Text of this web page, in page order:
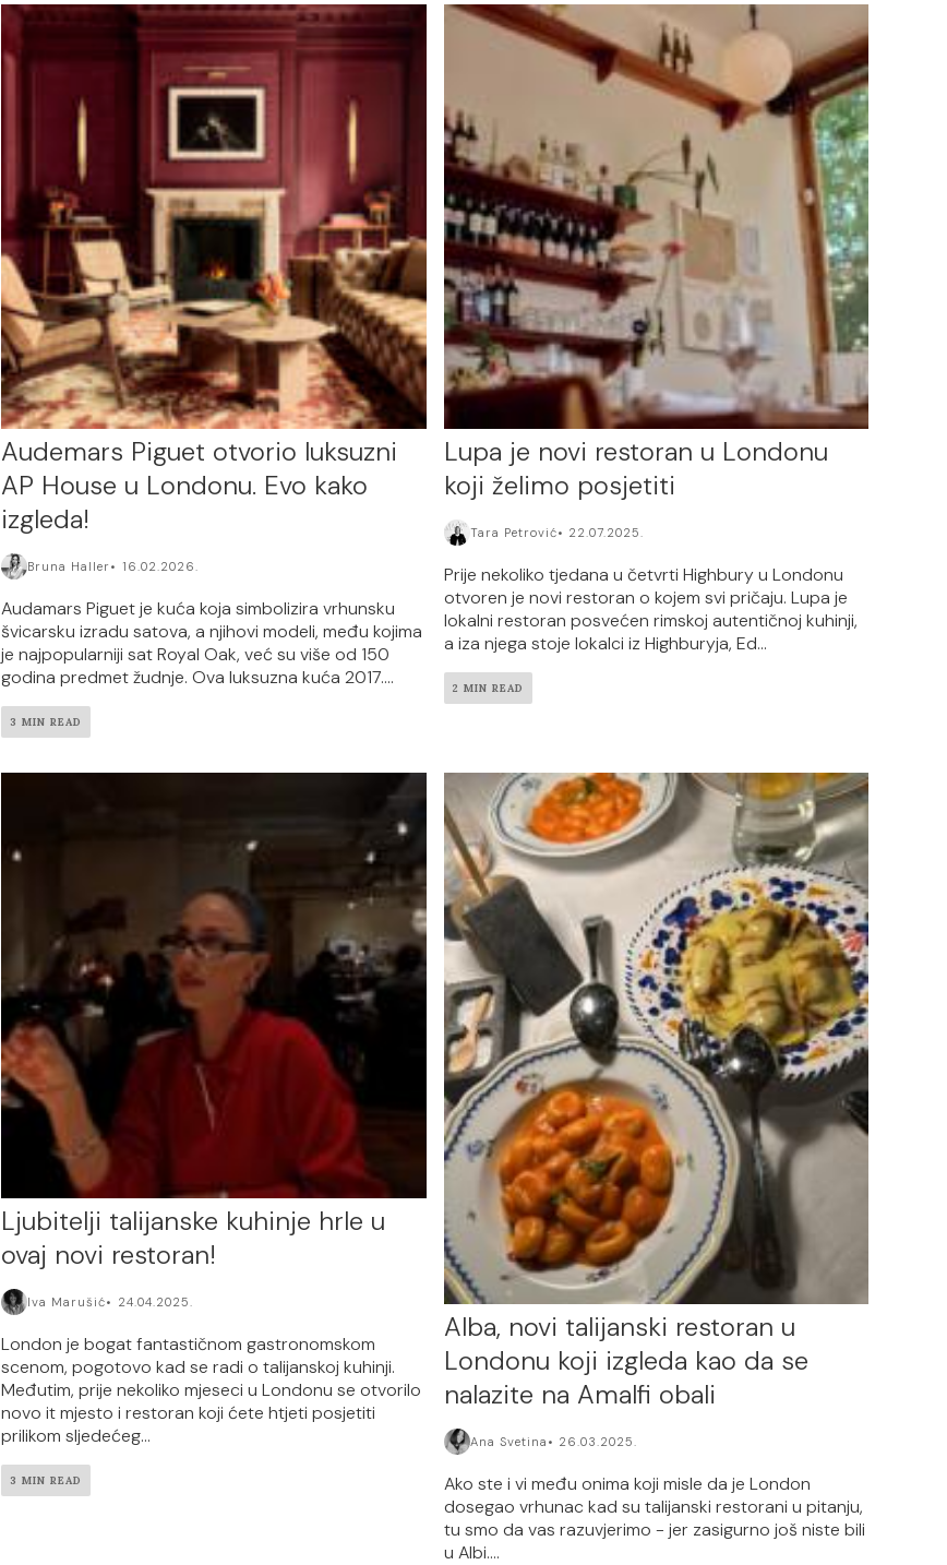
Audemars Piguet otvorio luksuzni
AP House u Londonu. Evo kako
izgleda!
Bruna Haller 16.02.2026.
Audamars Piguet je kuća koja simbolizira vrhunsku
švicarsku izradu satova, a njihovi modeli, među kojima
je najpopularniji sat Royal Oak, već su više od 150
godina predmet žudnje. Ova luksuzna kuća 2017....
3 MIN READ
Lupa je novi restoran u Londonu
koji želimo posjetiti
Tara Petrović 22.07.2025.
Prije nekoliko tjedana u četvrti Highbury u Londonu
otvoren je novi restoran o kojem svi pričaju. Lupa je
lokalni restoran posvećen rimskoj autentičnoj kuhinji,
a iza njega stoje lokalci iz Highburyja, Ed...
2 MIN READ
Ljubitelji talijanske kuhinje hrle u
ovaj novi restoran!
Iva Marušić 24.04.2025.
London je bogat fantastičnom gastronomskom
scenom, pogotovo kad se radi o talijanskoj kuhinji.
Međutim, prije nekoliko mjeseci u Londonu se otvorilo
novo it mjesto i restoran koji ćete htjeti posjetiti
prilikom sljedećeg...
3 MIN READ
Alba, novi talijanski restoran u
Londonu koji izgleda kao da se
nalazite na Amalfi obali
Ana Svetina 26.03.2025.
Ako ste i vi među onima koji misle da je London
dosegao vrhunac kad su talijanski restorani u pitanju,
tu smo da vas razuvjerimo - jer zasigurno još niste bili
u Albi....